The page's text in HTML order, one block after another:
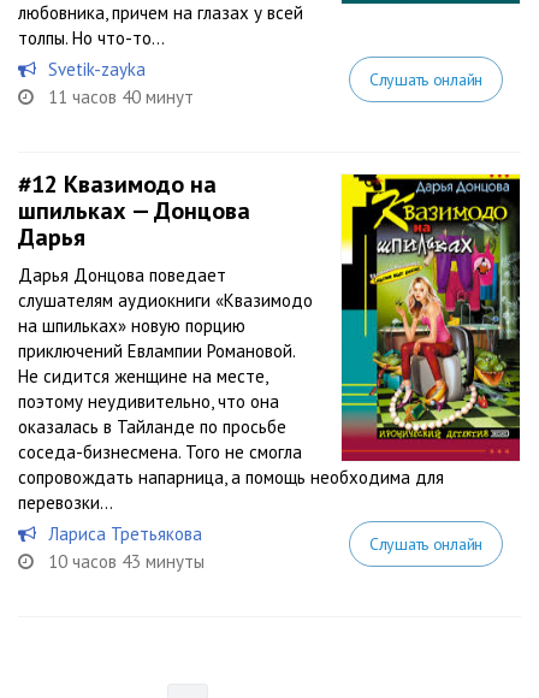
любовника, причем на глазах у всей
толпы. Но что-то...
Svetik-zayka
11 часов 40 минут
Слушать онлайн
#12 Квазимодо на
шпильках — Донцова
Дарья
Дарья Донцова поведает
слушателям аудиокниги «Квазимодо
на шпильках» новую порцию
приключений Евлампии Романовой.
Не сидится женщине на месте,
поэтому неудивительно, что она
оказалась в Тайланде по просьбе
соседа-бизнесмена. Того не смогла
сопровождать напарница, а помощь необходима для
перевозки...
Лариса Третьякова
10 часов 43 минуты
Слушать онлайн